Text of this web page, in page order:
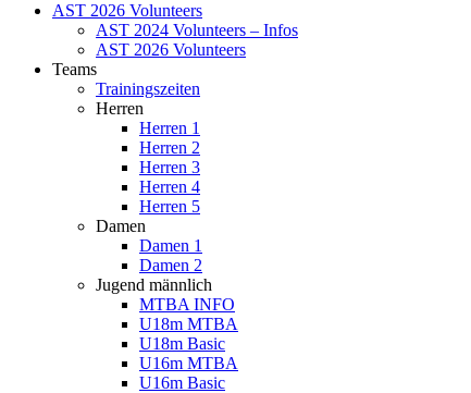
AST 2026 Volunteers
AST 2024 Volunteers – Infos
AST 2026 Volunteers
Teams
Trainingszeiten
Herren
Herren 1
Herren 2
Herren 3
Herren 4
Herren 5
Damen
Damen 1
Damen 2
Jugend männlich
MTBA INFO
U18m MTBA
U18m Basic
U16m MTBA
U16m Basic